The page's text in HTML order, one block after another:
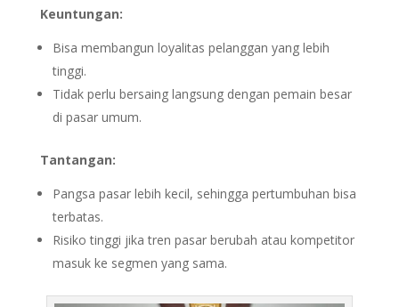
Keuntungan:
Bisa membangun loyalitas pelanggan yang lebih
tinggi.
Tidak perlu bersaing langsung dengan pemain besar
di pasar umum.
Tantangan:
Pangsa pasar lebih kecil, sehingga pertumbuhan bisa
terbatas.
Risiko tinggi jika tren pasar berubah atau kompetitor
masuk ke segmen yang sama.